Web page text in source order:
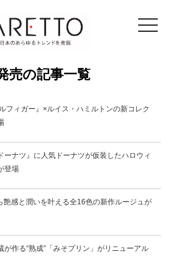
toggle
売の記事一覧
ルフィガー』×ルイス・ハミルトンの新コレク
ーナツ』に人気ドーナツが仮装したハロウィ
登場
艶感と潤いを叶える全16色の新作ルージュが
が作る“熟成”「みそプリン」がリニューアル